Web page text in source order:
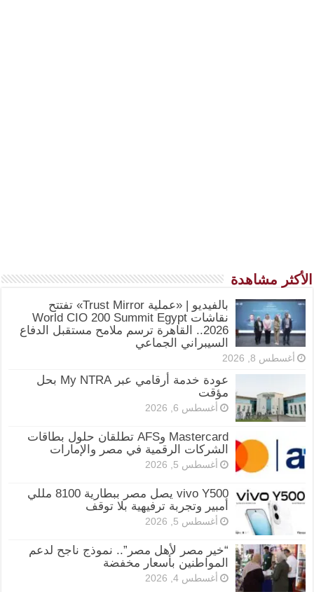
الأكثر مشاهدة
بالفيديو | «عملية Trust Mirror» تفتتح
نقاشات World CIO 200 Summit Egypt
2026.. القاهرة ترسم ملامح مستقبل الدفاع
السيبراني الجماعي
أغسطس 8, 2026
عودة خدمة أرقامي عبر My NTRA بحل
مؤقت
أغسطس 6, 2026
Mastercard وAFS تطلقان حلول بطاقات
الشركات الرقمية في مصر والإمارات
أغسطس 5, 2026
vivo Y500 يصل مصر ببطارية 8100 مللي
أمبير وتجربة ترفيهية بلا توقف
أغسطس 5, 2026
“خير مصر لأهل مصر”.. نموذج ناجح لدعم
المواطنين بأسعار مخفضة
أغسطس 4, 2026